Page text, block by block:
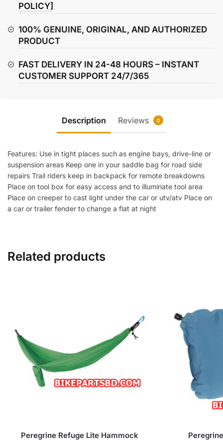
POLICY]
100% GENUINE, ORIGINAL, AND AUTHORIZED
PRODUCT
FAST DELIVERY IN 24-48 HOURS – INSTANT
CUSTOMER SUPPORT 24/7/365
Description Reviews 0
Features: Use in tight places such as engine bays, drive-line or
suspension areas Keep one in your saddle bag for road side
repairs Trail riders keep in backpack for remote breakdowns
Place on tool box for easy access and to illuminate tool area
Place on creeper to cast light under the car or utv/atv Place on
a car or trailer fender to change a flat at night
Related products
Peregrine Refuge Lite Hammock